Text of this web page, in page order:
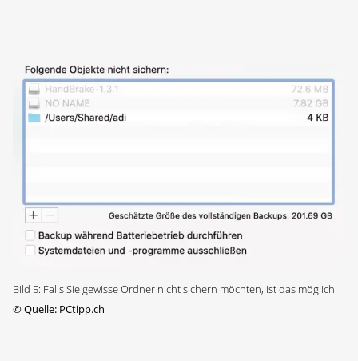
Bild 5: Falls Sie gewisse Ordner nicht sichern möchten, ist das möglich
©Quelle: PCtipp.ch